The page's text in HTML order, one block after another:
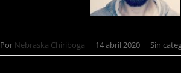
Por Nebraska Chiriboga | 14 abril 2020 | Sin